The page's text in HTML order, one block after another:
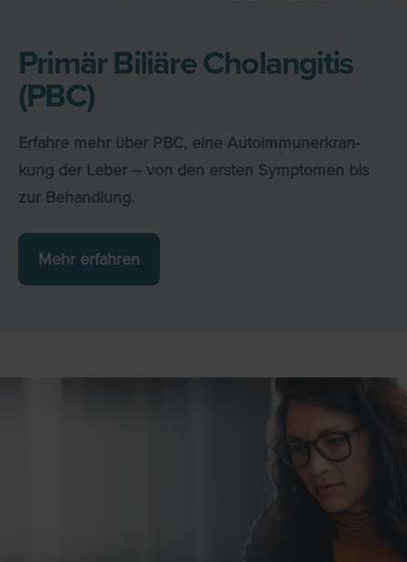
Primär Biliäre Cholangitis
(PBC)
Erfahre mehr über PBC, eine Au­to­im­mun­er­kran­
kung der Leber – von den ersten Symptomen bis
zur Behandlung.
Mehr erfahren